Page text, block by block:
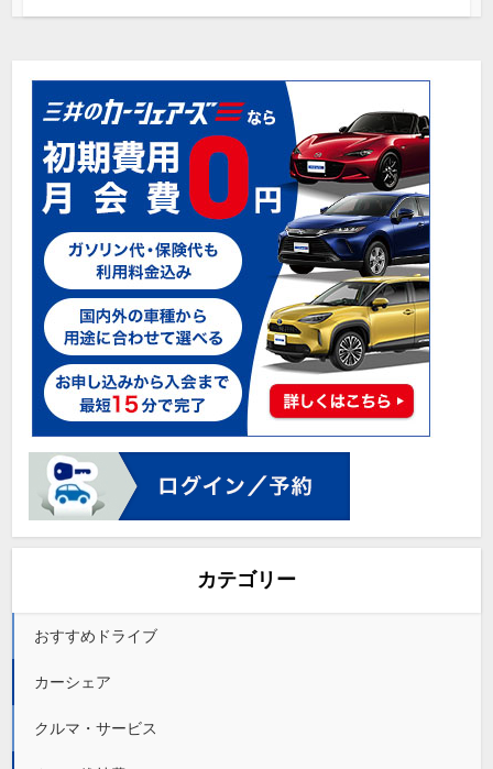
カテゴリー
おすすめドライブ
カーシェア
クルマ・サービス